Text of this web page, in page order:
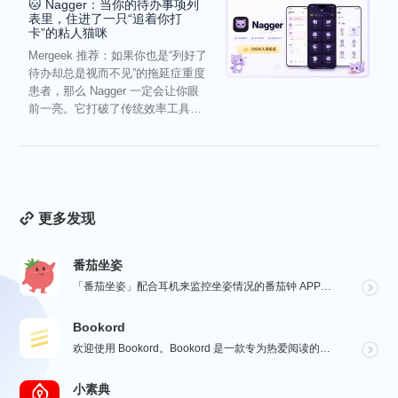
🐱 Nagger：当你的待办事项列
表里，住进了一只“追着你打
卡”的粘人猫咪
Mergeek 推荐：如果你也是“列好了
待办却总是视而不见”的拖延症重度
患者，那么 Nagger 一定会让你眼
前一亮。它打破了传统效率工具冰
更多发现
番茄坐姿
「番茄坐姿」配合耳机来监控坐姿情况的番茄钟 APP，轻盈的界面，让番茄工作法发挥最大效果，详细也整洁...
Bookord
欢迎使用 Bookord。Bookord 是一款专为热爱阅读的人士设计的应用程序，旨在帮助用户记录每...
小素典